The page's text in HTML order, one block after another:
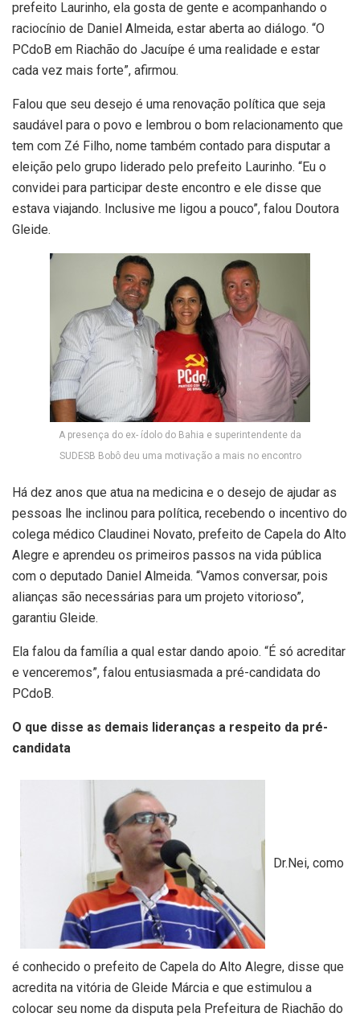
prefeito Laurinho, ela gosta de gente e acompanhando o
raciocínio de Daniel Almeida, estar aberta ao diálogo. “O
PCdoB em Riachão do Jacuípe é uma realidade e estar
cada vez mais forte”, afirmou.
Falou que seu desejo é uma renovação política que seja
saudável para o povo e lembrou o bom relacionamento que
tem com Zé Filho, nome também contado para disputar a
eleição pelo grupo liderado pelo prefeito Laurinho. “Eu o
convidei para participar deste encontro e ele disse que
estava viajando. Inclusive me ligou a pouco”, falou Doutora
Gleide.
A presença do ex- ídolo do Bahia e superintendente da
SUDESB Bobô deu uma motivação a mais no encontro
Há dez anos que atua na medicina e o desejo de ajudar as
pessoas lhe inclinou para política, recebendo o incentivo do
colega médico Claudinei Novato, prefeito de Capela do Alto
Alegre e aprendeu os primeiros passos na vida pública
com o deputado Daniel Almeida. “Vamos conversar, pois
alianças são necessárias para um projeto vitorioso”,
garantiu Gleide.
Ela falou da família a qual estar dando apoio. “É só acreditar
e venceremos”, falou entusiasmada a pré-candidata do
PCdoB.
O que disse as demais lideranças a respeito da pré-
candidata
Dr.Nei, como
é conhecido o prefeito de Capela do Alto Alegre, disse que
acredita na vitória de Gleide Márcia e que estimulou a
colocar seu nome da disputa pela Prefeitura de Riachão do